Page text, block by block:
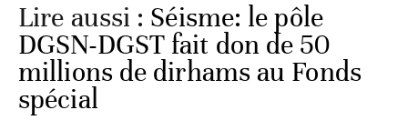
Lire aussi : Séisme: le pôle
DGSN-DGST fait don de 50
millions de dirhams au Fonds
spécial